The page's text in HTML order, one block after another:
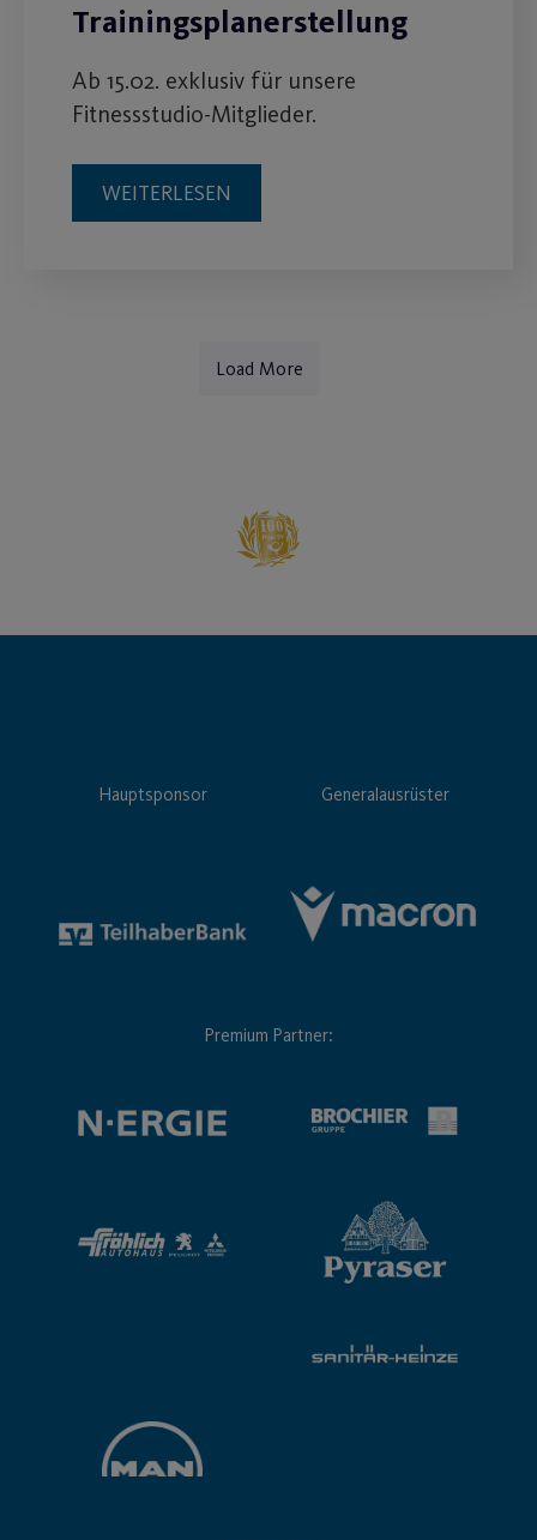
Trainingsplanerstellung
Ab 15.02. exklusiv für unsere
Fitnessstudio-Mitglieder.
WEITERLESEN
Load More
Hauptsponsor Generalausrüster
Premium Partner: